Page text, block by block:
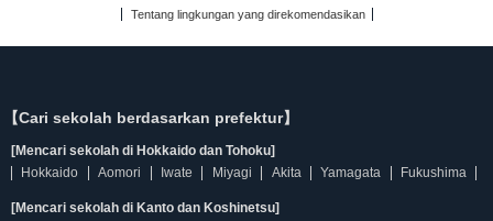
Tentang lingkungan yang direkomendasikan
【Cari sekolah berdasarkan prefektur】
[Mencari sekolah di Hokkaido dan Tohoku]
Hokkaido
Aomori Iwate Miyagi Akita Yamagata Fukushima
[Mencari sekolah di Kanto dan Koshinetsu]